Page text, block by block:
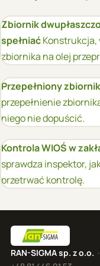
Zbiornik
spełniać
zbiornika na olej
Przepełniony
przepełnienie
niego nie dopuścić.
Kontrola WIOŚ w
sprawdza inspektor,
przetrwać kontrolę.
RAN-SIGMA sp. z o.o.